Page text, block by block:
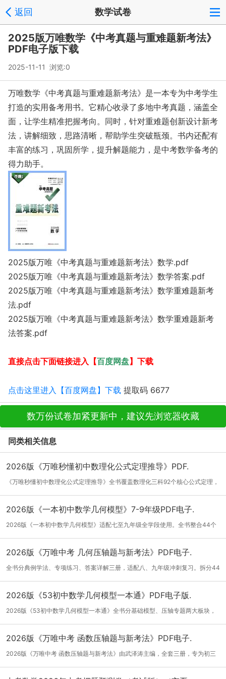
返回 数学试卷
2025版万唯数学《中考真题与重难题新考法》
PDF电子版下载
2025-11-11 浏览:0
万唯数学《中考真题与重难题新考法》是一本专为中考学生
打造的实用备考用书。它精心收录了多地中考真题，涵盖全
面，让学生精准把握考向。同时，针对重难题创新设计新考
法，讲解细致，思路清晰，帮助学生突破瓶颈。书内还配有
丰富的练习，巩固所学，提升解题能力，是中考数学备考的
得力助手。
2025版万唯《中考真题与重难题新考法》数学.pdf
2025版万唯《中考真题与重难题新考法》数学答案.pdf
2025版万唯《中考真题与重难题新考法》数学重难题新考
法.pdf
2025版万唯《中考真题与重难题新考法》数学重难题新考
法答案.pdf
直接点击下面链接进入【百度网盘】下载
点击这里进入【百度网盘】下载 提取码 6677
数万份试卷加紧更新中，建议先浏览器收藏
同类相关信息
2026版《万唯秒懂初中数理化公式定理推导》PDF.
《万唯秒懂初中数理化公式定理推导》全书覆盖数理化三科92个核心公式定理，
以原理...[详细]
2026版《一本初中数学几何模型》7-9年级PDF电子.
2026版《一本初中数学几何模型》适配七至九年级全学段使用。全书整合44个
中考高频...[详细]
2026版《万唯中考 几何压轴题与新考法》PDF电子.
全书分典例学法、专项练习、答案详解三册，适配八、九年级冲刺复习。拆分44
类几何...[详细]
2026版《53初中数学几何模型一本通》PDF电子版.
2026版《53初中数学几何模型一本通》全书分基础模型、压轴专题两大板块，
拆解八字...[详细]
2026版《万唯中考 函数压轴题与新考法》PDF电子.
2026版《万唯中考 函数压轴题与新考法》由武泽涛主编，全套三册，专为初三
攻克数学...[详细]